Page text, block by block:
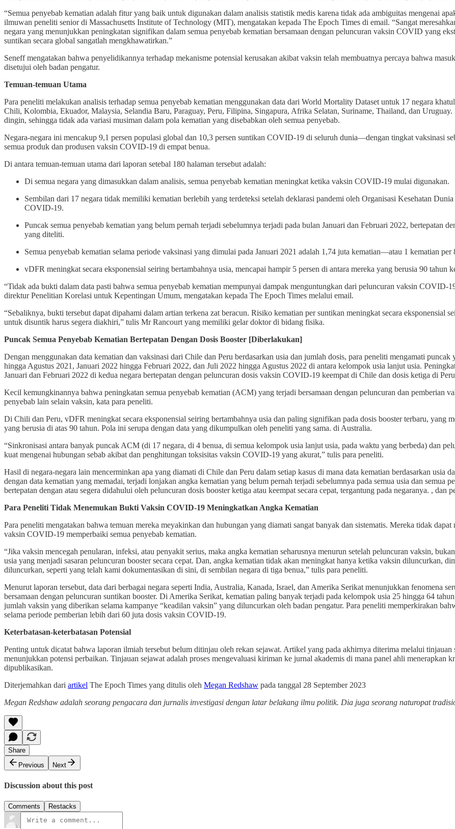
“Semua penyebab kematian adalah fitur yang baik untuk digunakan dalam analisis statistik medis karena tidak ada ambiguitas mengenai
ilmuwan peneliti senior di Massachusetts Institute of Technology (MIT), mengatakan kepada The Epoch Times di email. “Sangat
negara yang menunjukkan peningkatan signifikan dalam semua penyebab kematian bersamaan dengan peluncuran vaksin COVID yang
suntikan secara global sangatlah mengkhawatirkan.”
Seneff mengatakan bahwa penyelidikannya terhadap mekanisme potensial kerusakan akibat vaksin telah membuatnya percaya bahwa
disetujui oleh badan pengatur.
Temuan-temuan Utama
Para peneliti melakukan analisis terhadap semua penyebab kematian menggunakan data dari World Mortality Dataset untuk 17 negara
Chili, Kolombia, Ekuador, Malaysia, Selandia Baru, Paraguay, Peru, Filipina, Singapura, Afrika Selatan, Suriname, Thailand, dan
dingin, sehingga tidak ada variasi musiman dalam pola kematian yang disebabkan oleh semua penyebab.
Negara-negara ini mencakup 9,1 persen populasi global dan 10,3 persen suntikan COVID-19 di seluruh dunia—dengan tingkat vaksinasi
semua produk dan produsen vaksin COVID-19 di empat benua.
Di antara temuan-temuan utama dari laporan setebal 180 halaman tersebut adalah:
Di semua negara yang dimasukkan dalam analisis, semua penyebab kematian meningkat ketika vaksin COVID-19 mulai digunakan.
Sembilan dari 17 negara tidak memiliki kematian berlebih yang terdeteksi setelah deklarasi pandemi oleh Organisasi Kesehatan
COVID-19.
Puncak semua penyebab kematian yang belum pernah terjadi sebelumnya terjadi pada bulan Januari dan Februari 2022, bertepatan
yang diteliti.
Semua penyebab kematian selama periode vaksinasi yang dimulai pada Januari 2021 adalah 1,74 juta kematian—atau 1 kematian
vDFR meningkat secara eksponensial seiring bertambahnya usia, mencapai hampir 5 persen di antara mereka yang berusia 90 tahun
“Tidak ada bukti dalam data pasti bahwa semua penyebab kematian mempunyai dampak menguntungkan dari peluncuran vaksin COVID-
direktur Penelitian Korelasi untuk Kepentingan Umum, mengatakan kepada The Epoch Times melalui email.
“Sebaliknya, bukti tersebut dapat dipahami dalam artian terkena zat beracun. Risiko kematian per suntikan meningkat secara eksponensial
untuk disuntik harus segera diakhiri,” tulis Mr Rancourt yang memiliki gelar doktor di bidang fisika.
Puncak Semua Penyebab Kematian Bertepatan Dengan Dosis Booster [Diberlakukan]
Dengan menggunakan data kematian dan vaksinasi dari Chile dan Peru berdasarkan usia dan jumlah dosis, para peneliti mengamati puncak
hingga Agustus 2021, Januari 2022 hingga Februari 2022, dan Juli 2022 hingga Agustus 2022 di antara kelompok usia lanjut usia.
Januari dan Februari 2022 di kedua negara bertepatan dengan peluncuran dosis vaksin COVID-19 keempat di Chile dan dosis ketiga di
Kecil kemungkinannya bahwa peningkatan semua penyebab kematian (ACM) yang terjadi bersamaan dengan peluncuran dan pemberian
penyebab lain selain vaksin, kata para peneliti.
Di Chili dan Peru, vDFR meningkat secara eksponensial seiring bertambahnya usia dan paling signifikan pada dosis booster terbaru, yang
yang berusia di atas 90 tahun. Pola ini serupa dengan data yang dikumpulkan oleh peneliti yang sama. di Australia.
“Sinkronisasi antara banyak puncak ACM (di 17 negara, di 4 benua, di semua kelompok usia lanjut usia, pada waktu yang berbeda) dan
kuat mengenai hubungan sebab akibat dan penghitungan toksisitas vaksin COVID-19 yang akurat,” tulis para peneliti.
Hasil di negara-negara lain mencerminkan apa yang diamati di Chile dan Peru dalam setiap kasus di mana data kematian berdasarkan usia
dengan data kematian yang memadai, terjadi lonjakan angka kematian yang belum pernah terjadi sebelumnya pada semua usia dan semua
bertepatan dengan atau segera didahului oleh peluncuran dosis booster ketiga atau keempat secara cepat, tergantung pada negaranya. , dan
Para Peneliti Tidak Menemukan Bukti Vaksin COVID-19 Meningkatkan Angka Kematian
Para peneliti mengatakan bahwa temuan mereka meyakinkan dan hubungan yang diamati sangat banyak dan sistematis. Mereka tidak
vaksin COVID-19 memperbaiki semua penyebab kematian.
“Jika vaksin mencegah penularan, infeksi, atau penyakit serius, maka angka kematian seharusnya menurun setelah peluncuran vaksin,
usia yang menjadi sasaran peluncuran booster secara cepat. Dan, angka kematian tidak akan meningkat hanya ketika vaksin diluncurkan,
diluncurkan, seperti yang telah kami dokumentasikan di sini, di sembilan negara di tiga benua,” tulis para peneliti.
Menurut laporan tersebut, data dari berbagai negara seperti India, Australia, Kanada, Israel, dan Amerika Serikat menunjukkan fenomena
bersamaan dengan peluncuran suntikan booster. Di Amerika Serikat, kematian paling banyak terjadi pada kelompok usia 25 hingga 64
jumlah vaksin yang diberikan selama kampanye “keadilan vaksin” yang diluncurkan oleh badan pengatur. Para peneliti memperkirakan
selama periode pemberian lebih dari 60 juta dosis vaksin COVID-19.
Keterbatasan-keterbatasan Potensial
Penting untuk dicatat bahwa laporan ilmiah tersebut belum ditinjau oleh rekan sejawat. Artikel yang pada akhirnya diterima melalui
menunjukkan potensi perbaikan. Tinjauan sejawat adalah proses mengevaluasi kiriman ke jurnal akademis di mana panel ahli menerapkan
dipublikasikan.
Diterjemahkan dari artikel The Epoch Times yang ditulis oleh Megan Redshaw pada tanggal 28 September 2023
Megan Redshaw adalah seorang pengacara dan jurnalis investigasi dengan latar belakang ilmu politik. Dia juga seorang naturopat
Share
Previous
Next
Discussion about this post
Comments Restacks